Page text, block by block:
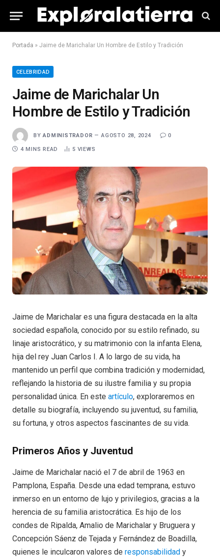
Portada » Jaime de Marichalar Un Hombre de Estilo y Tradición
CELEBRIDAD
Jaime de Marichalar Un
Hombre de Estilo y Tradición
BY ADMINISTRADOR AGOSTO 28, 2024 0
4 MINS READ 5 VIEWS
Jaime de Marichalar es una figura destacada en la alta
sociedad española, conocido por su estilo refinado, su
linaje aristocrático, y su matrimonio con la infanta Elena,
hija del rey Juan Carlos I. A lo largo de su vida, ha
mantenido un perfil que combina tradición y modernidad,
reflejando la historia de su ilustre familia y su propia
personalidad única. En este artículo, exploraremos en
detalle su biografía, incluyendo su juventud, su familia,
su fortuna, y otros aspectos fascinantes de su vida.
Primeros Años y Juventud
Jaime de Marichalar nació el 7 de abril de 1963 en
Pamplona, España. Desde una edad temprana, estuvo
inmerso en un entorno de lujo y privilegios, gracias a la
herencia de su familia aristocrática. Es hijo de los
condes de Ripalda, Amalio de Marichalar y Bruguera y
Concepción Sáenz de Tejada y Fernández de Boadilla,
quienes le inculcaron valores de responsabilidad y